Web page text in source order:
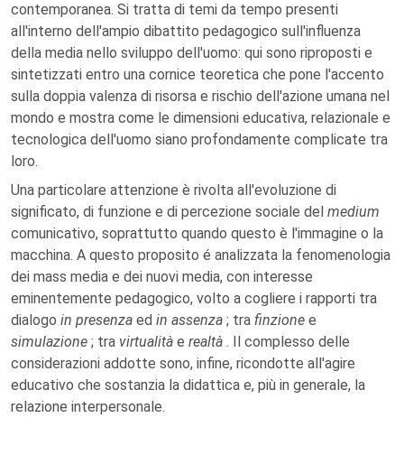
contemporanea. Si tratta di temi da tempo presenti
all'interno dell'ampio dibattito pedagogico sull'influenza
della media nello sviluppo dell'uomo: qui sono riproposti e
sintetizzati entro una cornice teoretica che pone l'accento
sulla doppia valenza di risorsa e rischio dell'azione umana nel
mondo e mostra come le dimensioni educativa, relazionale e
tecnologica dell'uomo siano profondamente complicate tra
loro.
Una particolare attenzione è rivolta all'evoluzione di
significato, di funzione e di percezione sociale del medium
comunicativo, soprattutto quando questo è l'immagine o la
macchina. A questo proposito é analizzata la fenomenologia
dei mass media e dei nuovi media, con interesse
eminentemente pedagogico, volto a cogliere i rapporti tra
dialogo in presenza ed in assenza ; tra finzione e
simulazione ; tra virtualità e realtà . Il complesso delle
considerazioni addotte sono, infine, ricondotte all'agire
educativo che sostanzia la didattica e, più in generale, la
relazione interpersonale.